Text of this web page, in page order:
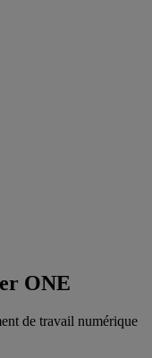
ONE
de travail numérique